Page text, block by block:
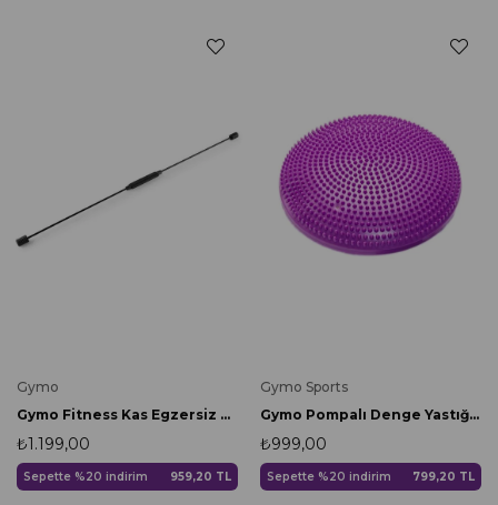
Gymo
Gymo Fitness Kas Egzersiz Flex Bar
₺1.199,00
Sepette %20 indirim 959,20 TL
Gymo Sports
Gymo Pompalı Denge Yastığı Balance Disk Denge Pedi 33cm Mor
₺999,00
Sepette %20 indirim 799,20 TL